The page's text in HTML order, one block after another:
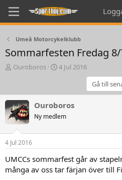
Umeå Motorcykelklubb
Sommarfesten Fredag
T
e
a
d
s
t
a
r
t
e
r
Ouroboros
S
r
t
a
4 Jul 2016
Gå till
Ouroboros
Ny medlem
4 Jul 2016
UMCCs sommarfest går av
många av oss tar färjan över till